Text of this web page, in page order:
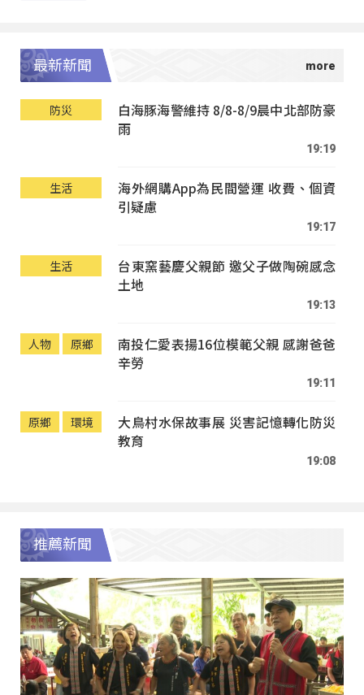
最新新聞
防災
白海豚海警維持 8/8-8/9晨中北部防豪
雨
19:19
生活
海外網購App為民間營運 收費、個資
引疑慮
19:17
生活
台東窯藝慶父親節 邀父子做陶碗感念
土地
19:13
人物 原鄉
南投仁愛表揚16位模範父親 感謝爸爸
辛勞
19:11
原鄉 環境
大鳥村水保故事展 災害記憶轉化防災
教育
19:08
推薦新聞